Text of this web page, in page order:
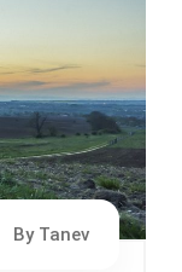
By Tanev